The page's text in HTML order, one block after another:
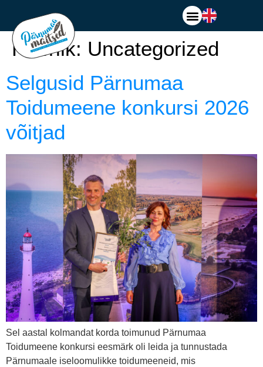
Rubriik: Uncategorized
Selgusid Pärnumaa
Toidumeene konkursi 2026
võitjad
Sel aastal kolmandat korda toimunud Pärnumaa
Toidumeene konkursi eesmärk oli leida ja tunnustada
Pärnumaale iseloomulikke toidumeeneid, mis